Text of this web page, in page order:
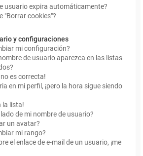
usuario expira automáticamente?
"Borrar cookies"?
y configuraciones
mi configuración?
de usuario aparezca en las listas
es correcta!
en mi perfil, ¡pero la hora sigue siendo
la lista!
de mi nombre de usuario?
un avatar?
mi rango?
el enlace de e-mail de un usuario, ¡me